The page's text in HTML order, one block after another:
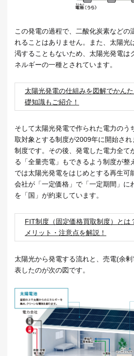
この発電の過程で、二酸化炭素などの
れることはありません。また、太陽光
渇することもないため、太陽光発電は
ネルギーの一種とされています。
太陽光発電の仕組みを図解でかん
礎知識もご紹介！
そして太陽光発電で作られた電力のう
取対象とする制度が2009年に開始さ
制度です。その後、発電した電力全て
る「全量売電」もできるよう制度が整
では太陽光発電をはじめとする再生可
会社が「一定価格」で「一定期間」に
を「国」が約束しています。
FIT制度（固定価格買取制度）とは
メリット・注意点を解説！
太陽光から発電する流れと、売電(余
表したのが次の図です。